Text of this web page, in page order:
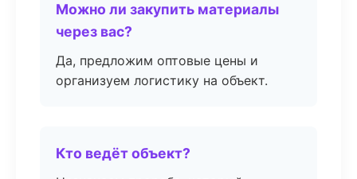
Можно ли закупить материалы
через вас?
Да, предложим оптовые цены и
организуем логистику на объект.
Кто ведёт объект?